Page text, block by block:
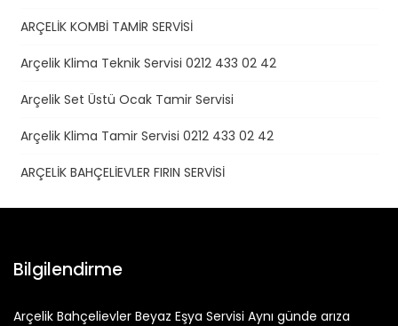
ARÇELİK KOMBİ TAMİR SERVİSİ
Arçelik Klima Teknik Servisi 0212 433 02 42
Arçelik Set Üstü Ocak Tamir Servisi
Arçelik Klima Tamir Servisi 0212 433 02 42
ARÇELİK BAHÇELİEVLER FIRIN SERVİSİ
Bilgilendirme
Arçelik Bahçelievler Beyaz Eşya Servisi Aynı günde arıza